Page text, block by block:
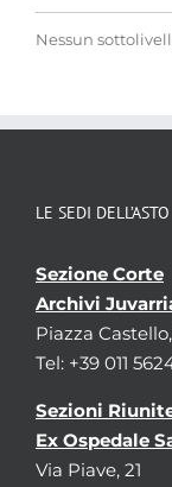
Nessun
LE SEDI DELL’ASTO
Sezione Corte
Archivi
Piazza
Tel: +39 011
Sezioni
Ex Ospedale
Via Piave, 21